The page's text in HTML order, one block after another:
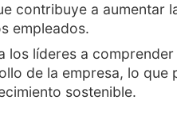
contribuye a aumentar
empleados.
los líderes a
de la empresa, lo que
sostenible.